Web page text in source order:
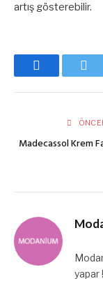
artış gösterebilir.
Facebook
Madecassol Krem
yapar !